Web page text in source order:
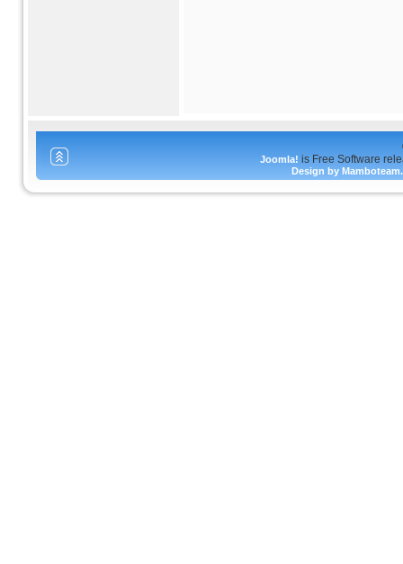
Joomla! is Free Software
Design by